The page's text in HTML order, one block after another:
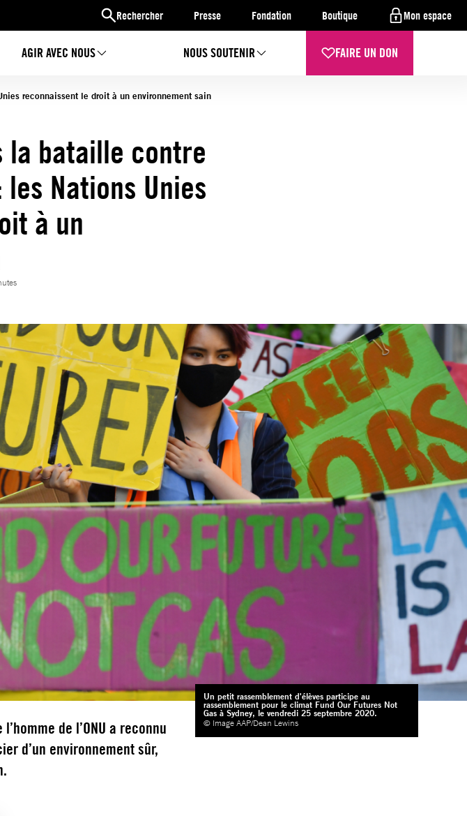
Rechercher Presse Fondation Boutique Mon espace
AGIR AVEC NOUS NOUS SOUTENIR FAIRE UN DON
reconnaissent le droit à un environnement sain
la bataille contre
Nations Unies
à un
Un petit rassemblement d'élèves participe au
rassemblement pour le climat Fund Our Futures Not
Gas à Sydney, le vendredi 25 septembre 2020.
© Image AAP/Dean Lewins
de l’ONU a reconnu
d’un environnement sûr,